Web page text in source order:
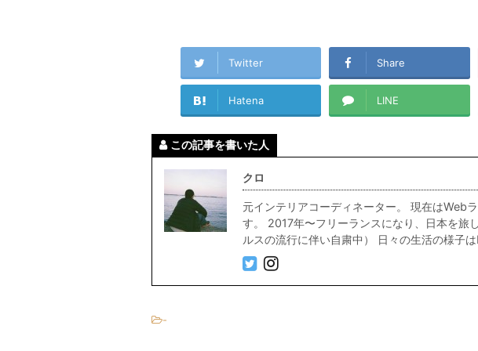
Twitter Share
Hatena LINE
この記事を書いた人
クロ
元インテリアコーディネーター。 現在はWeb
す。 2017年〜フリーランスになり、日本を旅
ルスの流行に伴い自粛中） 日々の生活の様子
-